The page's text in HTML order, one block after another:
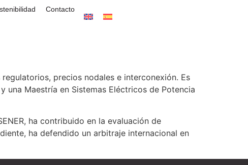
Contacto
precios nodales e interconexión. Es
Maestría en Sistemas Eléctricos de Potencia
ha contribuido en la evaluación de
ha defendido un arbitraje internacional en